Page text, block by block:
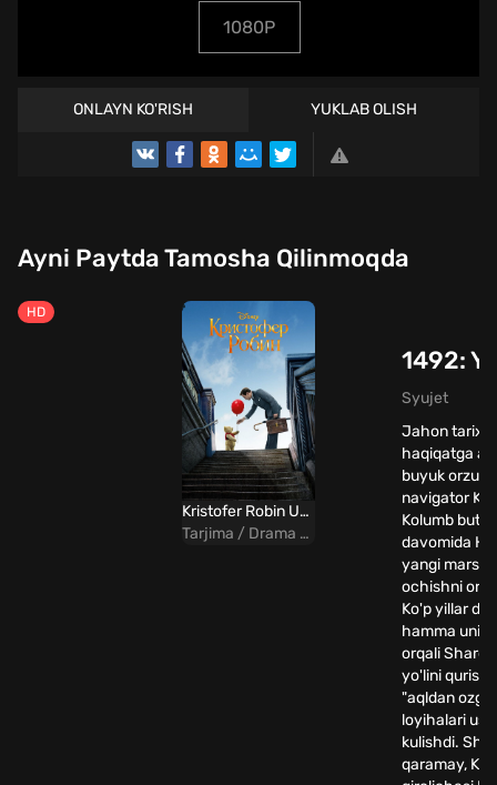
1080P
ONLAYN KO'RISH YUKLAB OLISH
Ayni Paytda Tamosha Qilinmoqda
HD
Kristofer Robin Uzbek tilida
Tarjima / Drama / Komediya / Sarguzasht
1492:
Syujet
Jahon
haqiqatga
buyuk orzu.
navigator
Kolumb
davomida
yangi
ochishni
Ko'p yillar
hamma
orqali
yo'lini qurish
"aqldan
loyihalari
kulishdi.
qaramay,